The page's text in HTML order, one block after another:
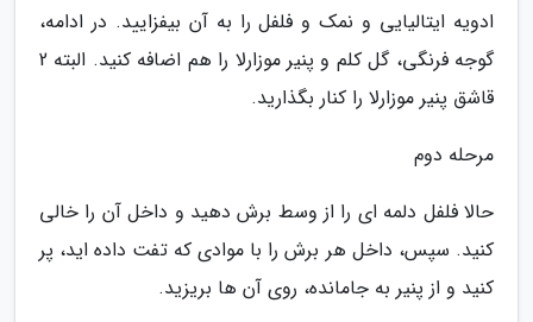
ادویه ایتالیایی و نمک و فلفل را به آن بیفزایید. در ادامه،
گوجه فرنگی، گل کلم و پنیر موزارلا را هم اضافه کنید. البته 2
قاشق پنیر موزارلا را کنار بگذارید.
مرحله دوم
حالا فلفل دلمه ای را از وسط برش دهید و داخل آن را خالی
کنید. سپس، داخل هر برش را با موادی که تفت داده اید، پر
کنید و از پنیر به جامانده، روی آن ها بریزید.